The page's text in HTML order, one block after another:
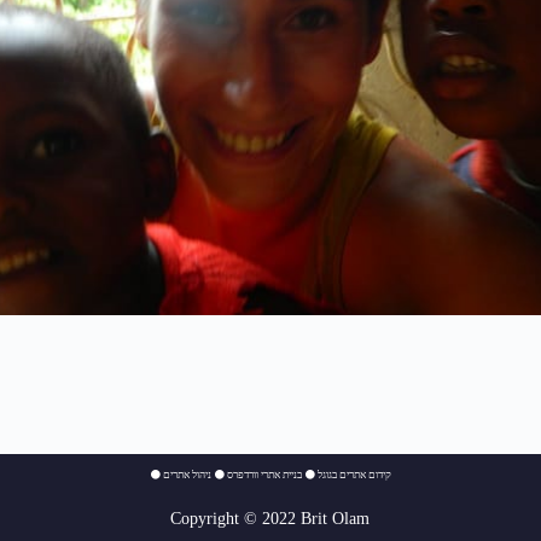
⚫ קידום אתרים בגוגל ⚫בניית אתרי וורדפרס ⚫ניהול אתרים
Copyright © 2022 Brit Olam